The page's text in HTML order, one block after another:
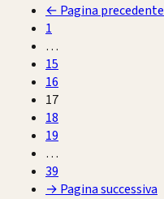
← Pagina precedente
1
…
15
16
17
18
19
…
39
→ Pagina successiva